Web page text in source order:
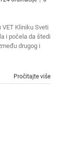
VET Kliniku Sveti
i počela da štedi
drugog i
Pročitajte više